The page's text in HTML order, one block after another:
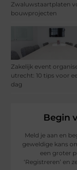
Zwaluwstaartplaten
bouwprojecten
Zakelijk event
utrecht: 10 tips voor
dag
Begin
Meld je aan en
geweldige kans
een groter
‘Registreren’ en